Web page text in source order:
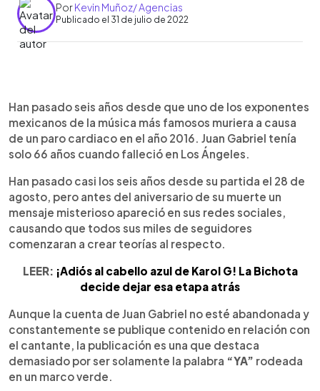
PorKevin Muñoz/ Agencias
Publicado el 31 de julio de 2022
Escuchar artículo
Han pasado seis años desde que uno de los exponentes
mexicanos de la música más famosos muriera a causa
de un paro cardiaco en el año 2016. Juan Gabriel tenía
solo 66 años cuando falleció en Los Ángeles.
Han pasado casi los seis años desde su partida el 28 de
agosto, pero antes del aniversario de su muerte un
mensaje misterioso apareció en sus redes sociales,
causando que todos sus miles de seguidores
comenzaran a crear teorías al respecto.
LEER: ¡Adiós al cabello azul de Karol G! La Bichota
decide dejar esa etapa atrás
Aunque la cuenta de Juan Gabriel no esté abandonada y
constantemente se publique contenido en relación con
el cantante, la publicación es una que destaca
demasiado por ser solamente la palabra “YA” rodeada
en un marco verde.